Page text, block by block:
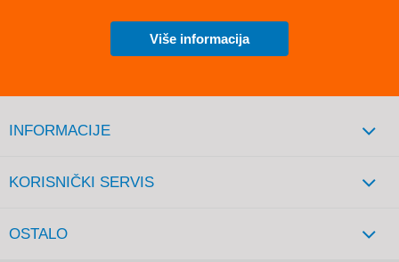
Više informacija
INFORMACIJE
KORISNIČKI SERVIS
OSTALO